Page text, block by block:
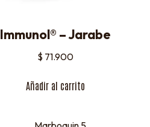
Immunol® – Jarabe
$ 71.900
Añadir al carrito